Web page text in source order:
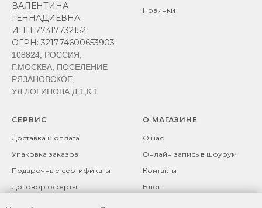
ВАЛЕНТИНА
ГЕННАДИЕВНА
ИНН 773177321521
ОГРН: 321774600653903
108824, РОССИЯ,
Г.МОСКВА, ПОСЕЛЕНИЕ
РЯЗАНОВСКОЕ,
УЛ.ЛОГИНОВА Д.1,К.1
Новинки
СЕРВИС
Доставка и оплата
Упаковка заказов
Подарочные сертификаты
Договор оферты
О МАГАЗИНЕ
О нас
Онлайн запись в шоурум
Контакты
Блог